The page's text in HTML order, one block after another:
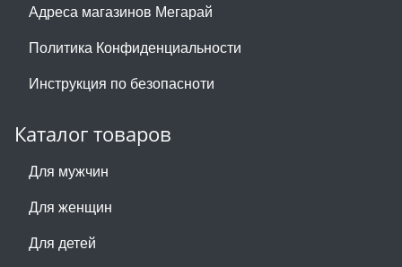
Адреса магазинов Мегарай
Политика Конфиденциальности
Инструкция по безопасноти
Каталог товаров
Для мужчин
Для женщин
Для детей